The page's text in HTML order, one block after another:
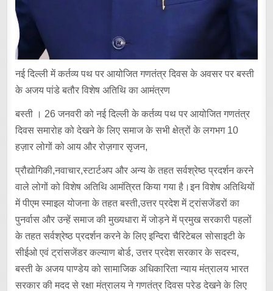
नई दिल्ली में कर्तव्य पथ पर आयोजित गणतंत्र दिवस के अवसर पर बस्ती
के अजय पांडे बतौर विशेष अतिथि का आमंत्रण
बस्ती । 26 जनवरी को नई दिल्ली के कर्तव्य पथ पर आयोजित गणतंत्र
दिवस समारोह को देखने के लिए समाज के सभी क्षेत्रों के लगभग 10
हज़ार लोगों को आय और रोज़गार सृजन,
प्रौद्योगिकी,नवाचार,स्टार्टअप और अन्य के तहत सर्वश्रेष्ठ प्रदर्शन करने
वाले लोगों को विशेष अतिथि आमंत्रित किया गया है।इन विशेष अतिथियों
में पीएम स्माइल योजना के तहत बस्ती,उत्तर प्रदेश में ट्रांसजेंडरों का
पुनर्वास और उन्हें समाज की मुख्यधारा में जोड़ने में प्रमुख सरकारी पहलों
के तहत सर्वश्रेष्ठ प्रदर्शन करने के लिए इन्दिरा चैरिटेबल सोसाइटी के
सीईओ एवं ट्रांसजेंडर कल्याण बोर्ड, उत्तर प्रदेश सरकार के सदस्य,
बस्ती के अजय पाण्डेय को सामाजिक अधिकारिता न्याय मंत्रालय भारत
सरकार की मदद से रक्षा मंत्रालय ने गणतंत्र दिवस परेड देखने के लिए